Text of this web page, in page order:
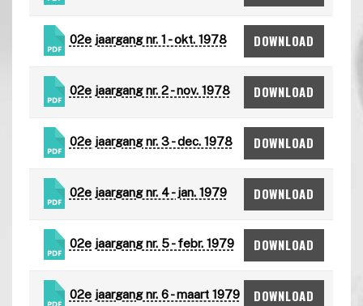
02e jaargang nr. 1 - okt. 1978 DOWNLOAD
02e jaargang nr. 2 - nov. 1978 DOWNLOAD
02e jaargang nr. 3 - dec. 1978 DOWNLOAD
02e jaargang nr. 4 - jan. 1979 DOWNLOAD
02e jaargang nr. 5 - febr. 1979 DOWNLOAD
02e jaargang nr. 6 - maart 1979 DOWNLOAD